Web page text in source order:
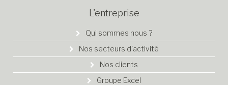
L'entreprise
Qui sommes nous ?
Nos secteurs d'activité
Nos clients
Groupe Excel